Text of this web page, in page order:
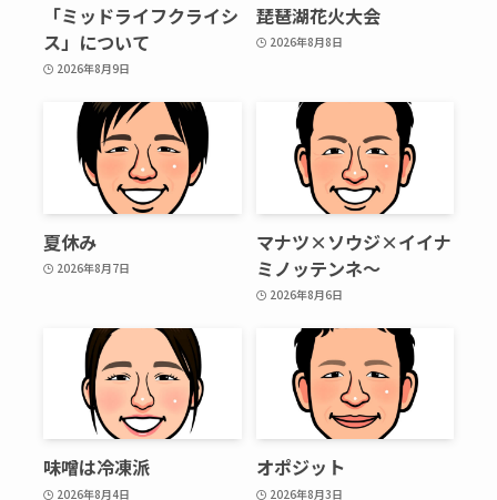
「ミッドライフクライシ
ス」について
2026年8月9日
琵琶湖花火大会
2026年8月8日
夏休み
2026年8月7日
マナツ×ソウジ×イイナ
ミノッテンネ～
2026年8月6日
味噌は冷凍派
2026年8月4日
オポジット
2026年8月3日